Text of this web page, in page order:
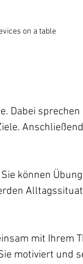
on a table
Dabei
können
mit Ihrem
motiviert und